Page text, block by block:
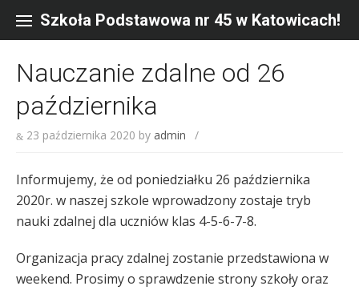
content
Szkoła Podstawowa nr 45 w Katowicach!
Nauczanie zdalne od 26
października
23 października 2020 by admin /
Informujemy, że od poniedziałku 26 października
2020r. w naszej szkole wprowadzony zostaje tryb
nauki zdalnej dla uczniów klas 4-5-6-7-8.
Organizacja pracy zdalnej zostanie przedstawiona w
weekend. Prosimy o sprawdzenie strony szkoły oraz